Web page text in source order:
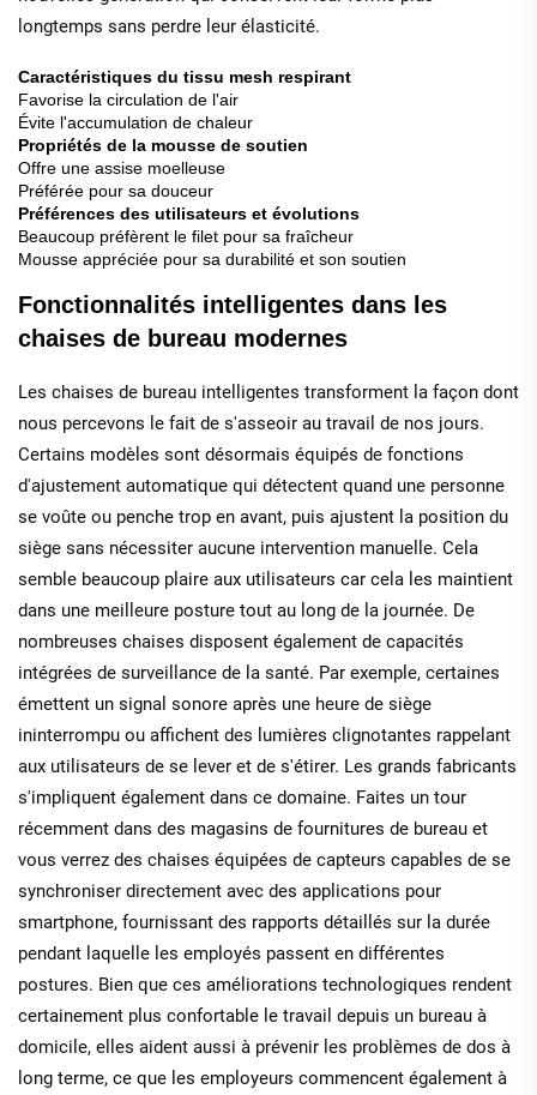
longtemps sans perdre leur élasticité.
Caractéristiques du tissu mesh respirant
Favorise la circulation de l'air
Évite l'accumulation de chaleur
Propriétés de la mousse de soutien
Offre une assise moelleuse
Préférée pour sa douceur
Préférences des utilisateurs et évolutions
Beaucoup préfèrent le filet pour sa fraîcheur
Mousse appréciée pour sa durabilité et son soutien
Fonctionnalités intelligentes dans les
chaises de bureau modernes
Les chaises de bureau intelligentes transforment la façon dont
nous percevons le fait de s'asseoir au travail de nos jours.
Certains modèles sont désormais équipés de fonctions
d'ajustement automatique qui détectent quand une personne
se voûte ou penche trop en avant, puis ajustent la position du
siège sans nécessiter aucune intervention manuelle. Cela
semble beaucoup plaire aux utilisateurs car cela les maintient
dans une meilleure posture tout au long de la journée. De
nombreuses chaises disposent également de capacités
intégrées de surveillance de la santé. Par exemple, certaines
émettent un signal sonore après une heure de siège
ininterrompu ou affichent des lumières clignotantes rappelant
aux utilisateurs de se lever et de s'étirer. Les grands fabricants
s'impliquent également dans ce domaine. Faites un tour
récemment dans des magasins de fournitures de bureau et
vous verrez des chaises équipées de capteurs capables de se
synchroniser directement avec des applications pour
smartphone, fournissant des rapports détaillés sur la durée
pendant laquelle les employés passent en différentes
postures. Bien que ces améliorations technologiques rendent
certainement plus confortable le travail depuis un bureau à
domicile, elles aident aussi à prévenir les problèmes de dos à
long terme, ce que les employeurs commencent également à